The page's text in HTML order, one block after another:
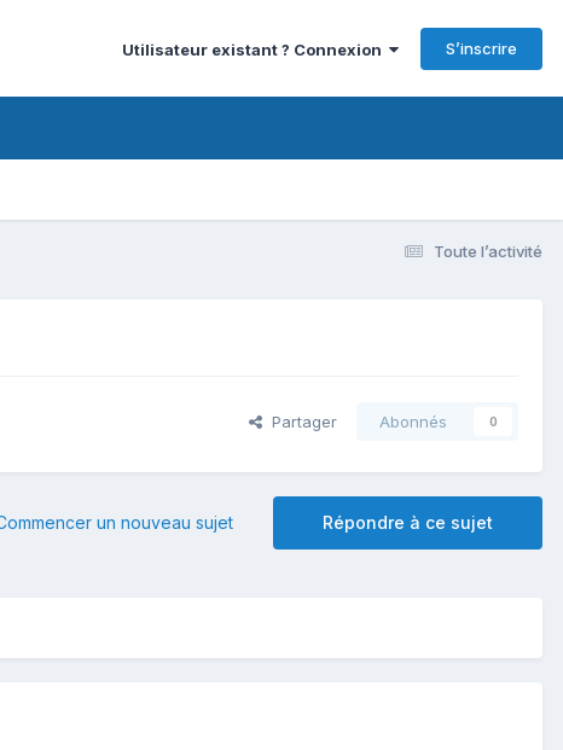
Utilisateur existant ? Connexion S’inscrire
Toute l’activité
Partager Abonnés 0
Répondre à ce sujet
un nouveau sujet